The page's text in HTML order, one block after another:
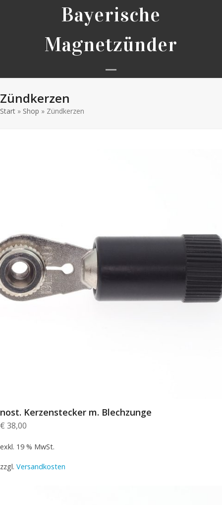
Bayerische
Magnetzünder
Open
Close
Zündkerzen
Start » Shop » Zündkerzen
nost. Kerzenstecker m. Blechzunge
€ 38,00
exkl. 19 % MwSt.
zzgl. Versandkosten